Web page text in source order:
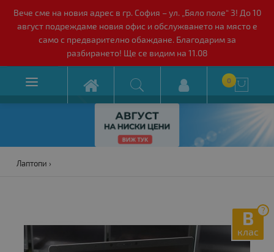
Вече сме на новия адрес в гр. София – ул. „Бяло поле“ 3! До 10
август подреждаме новия офис и обслужването на място е
само с предварително обаждане. Благодарим за
разбирането! Ще се видим на 11.08
 0 
Лаптопи
?
B
клас